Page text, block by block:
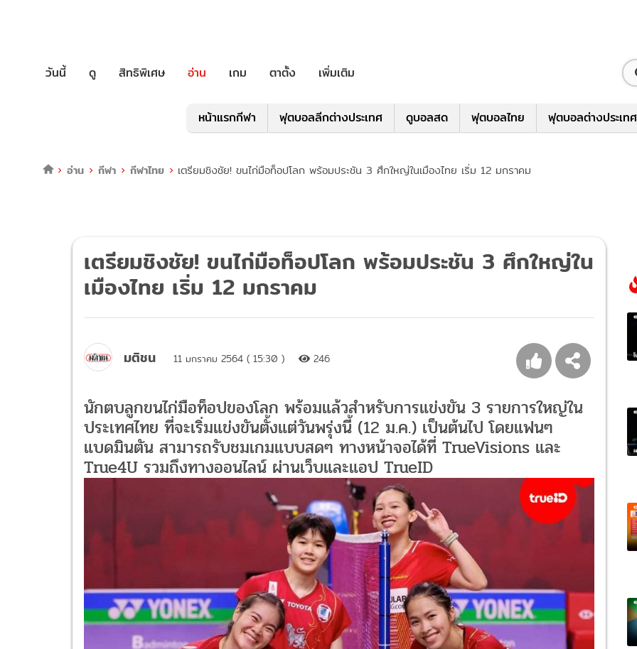
วันนี้ ดู สิทธิพิเศษ อ่าน เกม ตาตั้ง เพิ่มเติม
หน้าแรกกีฬา ฟุตบอลลีกต่างประเทศ ดูบอลสด ฟุตบอลไทย ฟุตบอลต่างประเทศ
อ่าน กีฬา กีฬาไทย เตรียมชิงชัย! ขนไก่มือท็อปโลก พร้อมประชัน 3 ศึกใหญ่ในเมืองไทย เริ่ม 12 มกราคม
เตรียมชิงชัย! ขนไก่มือท็อปโลก พร้อมประชัน 3 ศึกใหญ่ใน
เมืองไทย เริ่ม 12 มกราคม
มติชน 11 มกราคม 2564 ( 15:30 ) 246
นักตบลูกขนไก่มือท็อปของโลก พร้อมแล้วสำหรับการแข่งขัน 3 รายการใหญ่ใน
ประเทศไทย ที่จะเริ่มแข่งขันตั้งแต่วันพรุ่งนี้ (12 ม.ค.) เป็นต้นไป โดยแฟนๆ
แบดมินตัน สามารถรับชมเกมแบบสดๆ ทางหน้าจอได้ที่ TrueVisions และ
True4U รวมถึงทางออนไลน์ ผ่านเว็บและแอป TrueID